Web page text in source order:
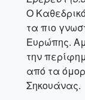
Ο
τα πιο
Ευρώπης.
την
από τα
Σηκουάνας.